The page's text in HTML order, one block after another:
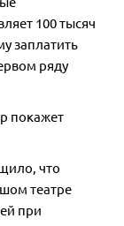
100 тысяч
заплатить
ряду
покажет
что
театре
при